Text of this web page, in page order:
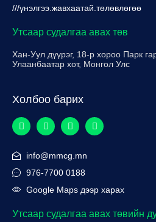
///үнэлгээ.жавхаатай.төлөвлөгөө
Утсаар судалгаа авах төв
Хан-Уул дүүрэг, 18-р хороо Парк
Улаанбаатар хот, Монгол Улс
Холбоо барих
info@mmcg.mn
976-7700 0188
Google Maps дээр харах
Утсаар судалгаа авах төвийн